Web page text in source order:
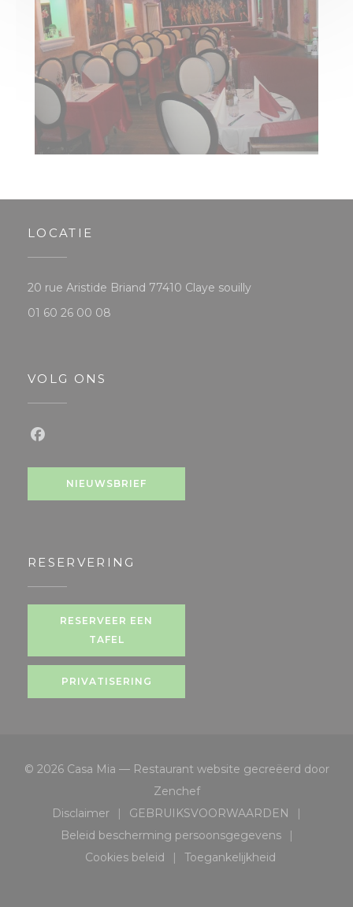
LOCATIE
20 rue Aristide Briand 77410 Claye souilly((opent in een
01 60 26 00 08
VOLG ONS
NIEUWSBRIEF
RESERVERING
RESERVEER EEN
TAFEL
PRIVATISERING
© 2026 Casa Mia — Restaurant website gecreëerd door
Zenchef((opent in een nieuw
Disclaimer
((opent in een nieuw venster))
GEBRUIKSVOORWAARDEN
((opent in een nieuw
Beleid bescherming persoonsgegevens
((opent in een nieuw venster))
Cookies beleid
((opent in een nieuw venster))
Toegankelijkheid
((opent in een nieuw